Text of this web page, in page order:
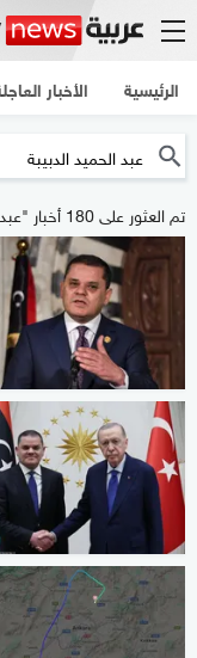
الرئيسية الأخبار
تم العثور على 180 أخبار "عبد الحميد الدبيبة"